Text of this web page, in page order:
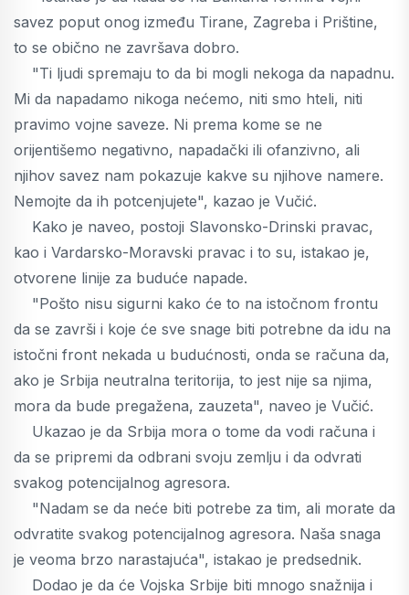
savez poput onog između Tirane, Zagreba i Prištine,
to se obično ne završava dobro.
"Ti ljudi spremaju to da bi mogli nekoga da napadnu.
Mi da napadamo nikoga nećemo, niti smo hteli, niti
pravimo vojne saveze. Ni prema kome se ne
orijentišemo negativno, napadački ili ofanzivno, ali
njihov savez nam pokazuje kakve su njihove namere.
Nemojte da ih potcenjujete", kazao je Vučić.
Kako je naveo, postoji Slavonsko-Drinski pravac,
kao i Vardarsko-Moravski pravac i to su, istakao je,
otvorene linije za buduće napade.
"Pošto nisu sigurni kako će to na istočnom frontu
da se završi i koje će sve snage biti potrebne da idu na
istočni front nekada u budućnosti, onda se računa da,
ako je Srbija neutralna teritorija, to jest nije sa njima,
mora da bude pregažena, zauzeta", naveo je Vučić.
Ukazao je da Srbija mora o tome da vodi računa i
da se pripremi da odbrani svoju zemlju i da odvrati
svakog potencijalnog agresora.
"Nadam se da neće biti potrebe za tim, ali morate da
odvratite svakog potencijalnog agresora. Naša snaga
je veoma brzo narastajuća", istakao je predsednik.
Dodao je da će Vojska Srbije biti mnogo snažnija i